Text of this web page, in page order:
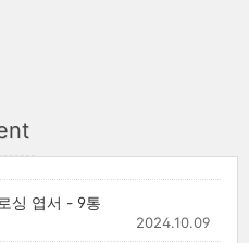
싱 엽서 - 9통
2024.10.09